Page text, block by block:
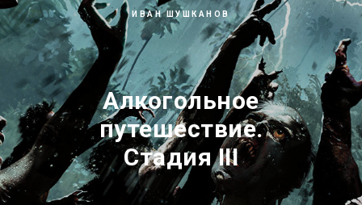
ИВАН ШУШКАНОВ
Алкогольное
путешествие.
Стадия III